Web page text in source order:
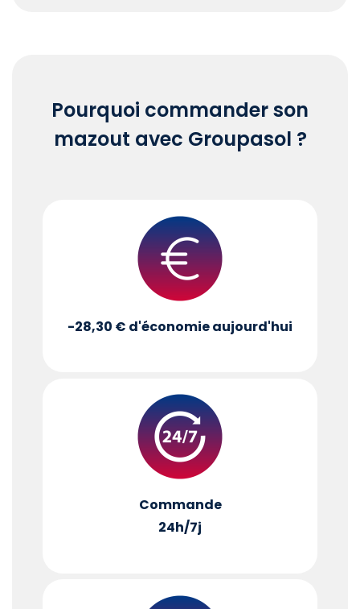
Pourquoi commander son
mazout avec Groupasol ?
-28,30 € d'économie aujourd'hui
Commande
24h/7j